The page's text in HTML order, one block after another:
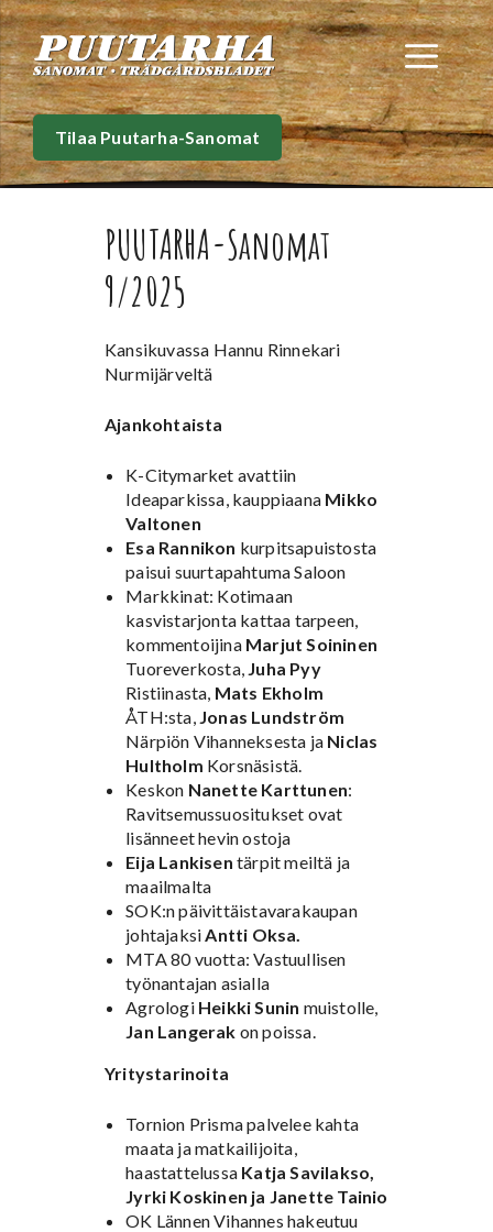
Siirry
sisältöön
Tilaa Puutarha-Sanomat
PUUTARHA-Sanomat
9/2025
Kansikuvassa Hannu Rinnekari
Nurmijärveltä
Ajankohtaista
K-Citymarket avattiin
Ideaparkissa, kauppiaana Mikko
Valtonen
Esa Rannikon kurpitsapuistosta
paisui suurtapahtuma Saloon
Markkinat: Kotimaan
kasvistarjonta kattaa tarpeen,
kommentoijina Marjut Soininen
Tuoreverkosta, Juha Pyy
Ristiinasta, Mats Ekholm
ÅTH:sta, Jonas Lundström
Närpiön Vihanneksesta ja Niclas
Hultholm Korsnäsistä.
Keskon Nanette Karttunen:
Ravitsemussuositukset ovat
lisänneet hevin ostoja
Eija Lankisen tärpit meiltä ja
maailmalta
SOK:n päivittäistavarakaupan
johtajaksiAntti Oksa.
MTA 80 vuotta: Vastuullisen
työnantajan asialla
Agrologi Heikki Sunin muistolle,
Jan Langerak on poissa.
Yritystarinoita
Tornion Prisma palvelee kahta
maata ja matkailijoita,
haastattelussa Katja Savilakso,
Jyrki Koskinen ja Janette Tainio
OK Lännen Vihannes hakeutuu